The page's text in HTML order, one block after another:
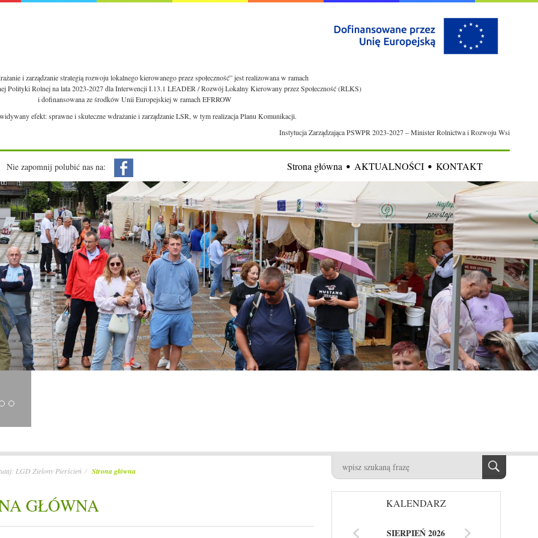
i zarządzanie strategią rozwoju lokalnego kierowanego przez społeczność” jest realizowana w ramach
Polityki Rolnej na lata 2023-2027 dla Interwencji I.13.1 LEADER / Rozwój Lokalny Kierowany przez Społeczność (RLKS)
i dofinansowana ze środków Unii Europejskiej w ramach EFRROW
efekt: sprawne i skuteczne wdrażanie i zarządzanie LSR, w tym realizacja Planu Komunikacji.
Instytucja Zarządzająca PSWPR 2023-2027 – Minister Rolnictwa i Rozwoju Wsi
Nie zapomnij polubić nas na: Strona główna AKTUALNOŚCI KONTAKT
z
LGD Zielony Pierścień Strona główna
GŁÓWNA KALENDARZ
SIERPIEŃ 2026